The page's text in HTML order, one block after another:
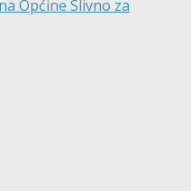
Općine Slivno za